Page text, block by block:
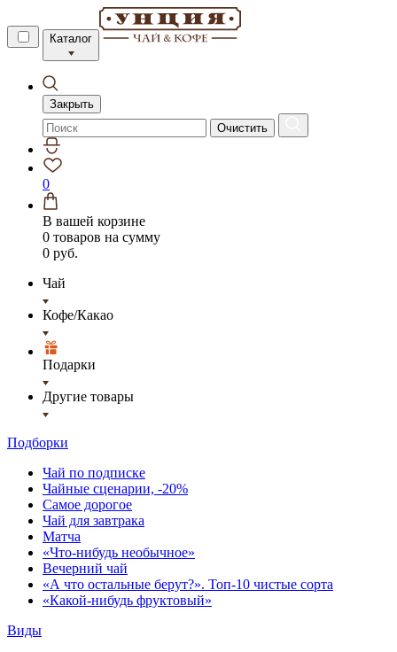
Каталог
Закрыть
Очистить
0
В вашей корзине
0 товаров на сумму
0 руб.
Чай
Кофе/Какао
Подарки
Другие товары
Подборки
Чай по подписке
Чайные сценарии, -20%
Самое дорогое
Чай для завтрака
Матча
«Что-нибудь необычное»
Вечерний чай
«А что остальные берут?». Топ-10 чистые сорта
«Какой-нибудь фруктовый»
Виды